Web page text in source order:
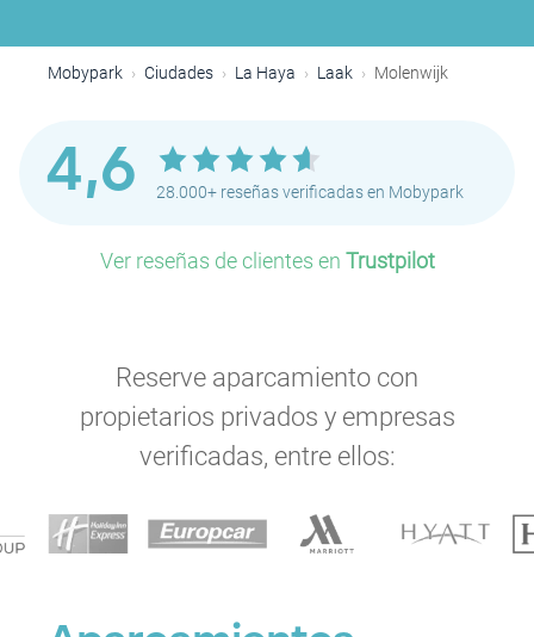
Mobypark Ciudades La Haya Laak Molenwijk
4,6 28.000+ reseñas verificadas en Mobypark
Ver reseñas de clientes en Trustpilot
Reserve aparcamiento con
propietarios privados y empresas
verificadas, entre ellos:
P